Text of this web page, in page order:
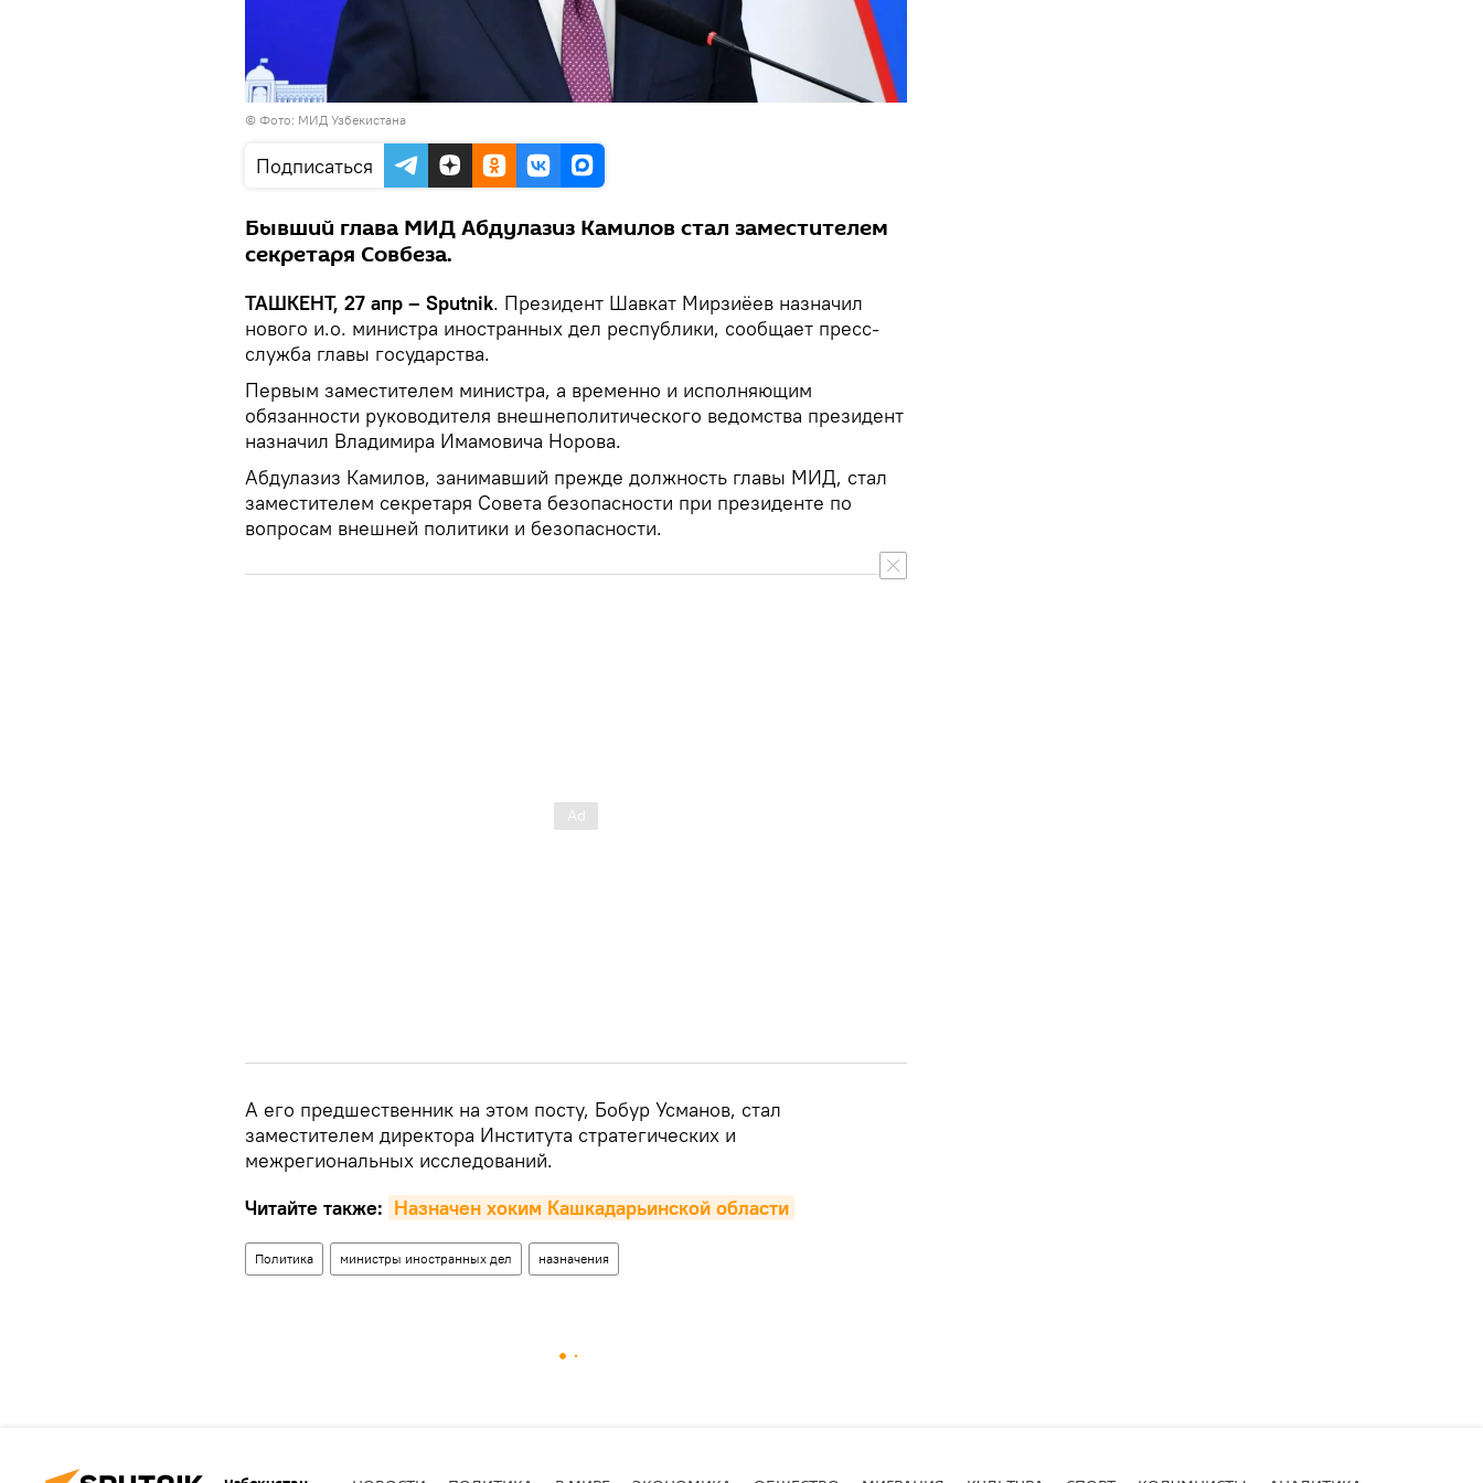
© Фото: МИД Узбекистана
Подписаться
Бывший глава МИД Абдулазиз Камилов стал заместителем
секретаря Совбеза.
ТАШКЕНТ, 27 апр – Sputnik. Президент Шавкат Мирзиёев назначил
нового и.о. министра иностранных дел республики, сообщает пресс-
служба главы государства.
Первым заместителем министра, а временно и исполняющим
обязанности руководителя внешнеполитического ведомства президент
назначил Владимира Имамовича Норова.
Абдулазиз Камилов, занимавший прежде должность главы МИД, стал
заместителем секретаря Совета безопасности при президенте по
вопросам внешней политики и безопасности.
А его предшественник на этом посту, Бобур Усманов, стал
заместителем директора Института стратегических и
межрегиональных исследований.
Читайте также: Назначен хоким Кашкадарьинской области
Политика министры иностранных дел назначения